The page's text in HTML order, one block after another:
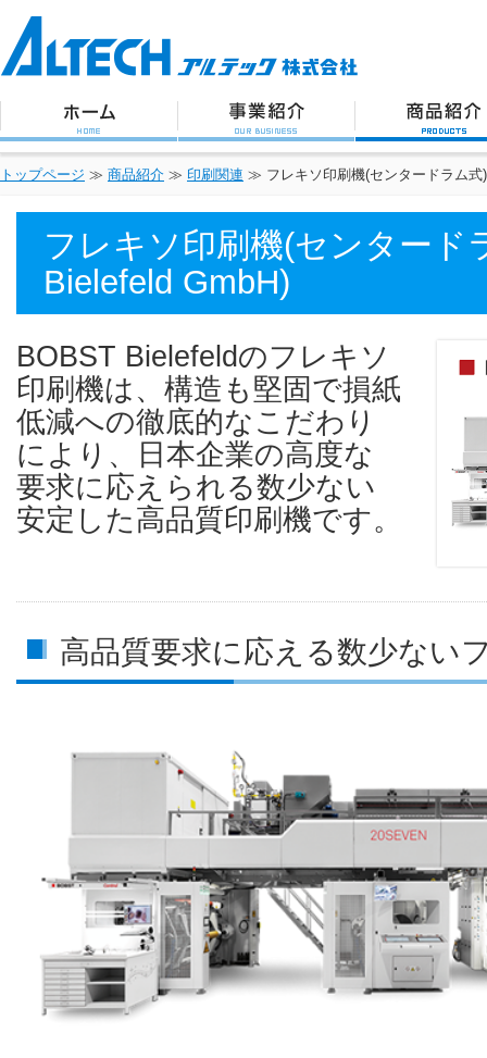
トップページ ≫ 商品紹介 ≫ 印刷関連 ≫ フレキソ印刷機(センタードラム
フレキソ印刷機(センタード
Bielefeld GmbH)
BOBST Bielefeldのフレキソ
印刷機は、構造も堅固で損紙
低減への徹底的なこだわり
により、日本企業の高度な
要求に応えられる数少ない
安定した高品質印刷機です。
高品質要求に応える数少ない